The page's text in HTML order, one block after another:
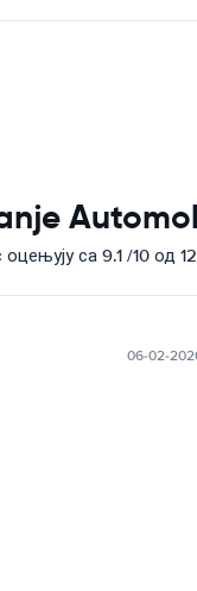
са 9.1 /10 од
06-02-